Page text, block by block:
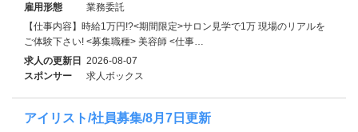
雇用形態
業務委託
【仕事内容】時給1万円!?<期間限定>サロン見学で1万 現場のリアルを
ご体験下さい! <募集職種> 美容師 <仕事…
求人の更新日 2026-08-07
スポンサー
求人ボックス
アイリスト/社員募集/8月7日更新